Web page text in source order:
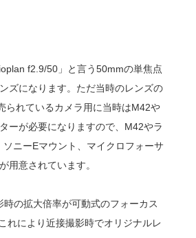
f2.9/50」と言う50mmの単焦点
ズになります。ただ当時のレンズの
られているカメラ用に当時はM42や
ーが必要になりますので、M42やラ
ニーEマウント、マイクロフォーサ
用意されています。
の拡大倍率が可動式のフォーカス
れにより近接撮影時でオリジナルレ